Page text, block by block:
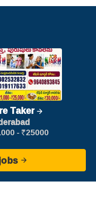
Taker
- ₹25000